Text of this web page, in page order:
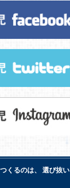
くるのは、 選び抜い